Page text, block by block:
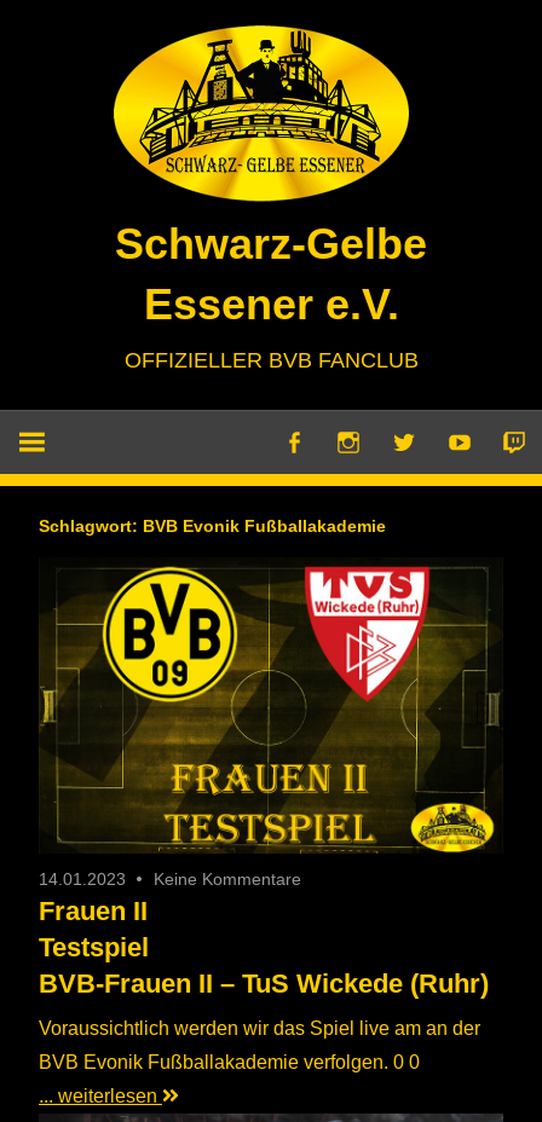
Schwarz-Gelbe
Essener e.V.
OFFIZIELLER BVB FANCLUB
Schlagwort: BVB Evonik Fußballakademie
14.01.2023 Keine Kommentare
Frauen II
Testspiel
BVB-Frauen II – TuS Wickede (Ruhr)
Voraussichtlich werden wir das Spiel live am an der
BVB Evonik Fußballakademie verfolgen. 0 0
... weiterlesen